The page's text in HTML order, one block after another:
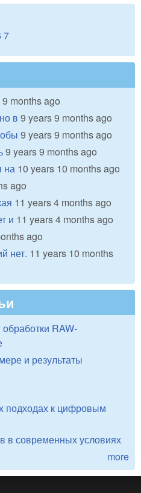
7
months ago
в 9 years 9 months ago
9 years 9 months ago
9 years 9 months ago
на 10 years 10 months ago
ago
11 years 4 months ago
и 11 years 4 months ago
ago
нет. 11 years 10 months
RAW-
и результаты
подходах к цифровым
в современных условиях
more